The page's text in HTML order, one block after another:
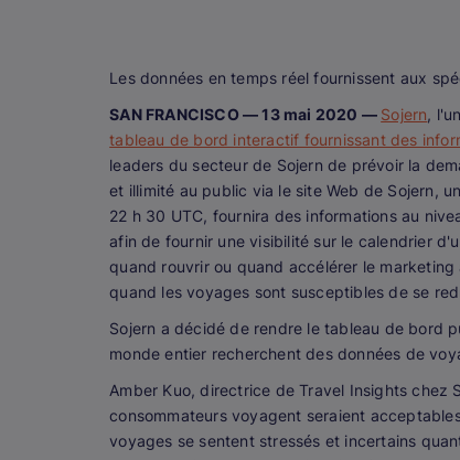
Les données en temps réel fournissent aux
SAN FRANCISCO — 13 mai 2020 — Sojern,
tableau de bord interactif fournissant des
leaders du secteur de Sojern de prévoir la
et illimité au public via le site Web de Sojern,
22 h 30 UTC, fournira des informations au
afin de fournir une visibilité sur le calendrier
quand rouvrir ou quand accélérer le
quand les voyages sont susceptibles de se
Sojern a décidé de rendre le tableau de bord
monde entier recherchent des données de
Amber Kuo, directrice de Travel Insights chez
consommateurs voyagent seraient
voyages se sentent stressés et incertains